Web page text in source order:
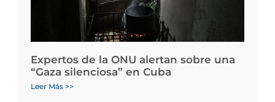
Expertos de la ONU alertan sobre una
“Gaza silenciosa” en Cuba
Leer Más >>